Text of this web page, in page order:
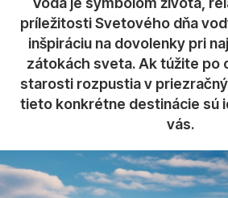
príležitosti Svetového dňa
inšpiráciu na dovolenky pri
zátokách sveta. Ak túžite po
starosti rozpustia v
tieto konkrétne destinácie sú
vás.